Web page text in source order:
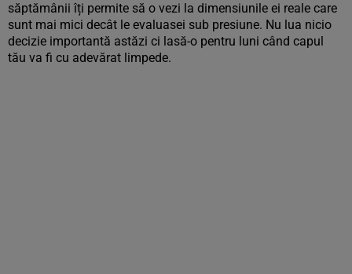
săptămânii îți permite să o vezi la dimensiunile ei reale care
sunt mai mici decât le evaluasei sub presiune. Nu lua nicio
decizie importantă astăzi ci lasă-o pentru luni când capul
tău va fi cu adevărat limpede.